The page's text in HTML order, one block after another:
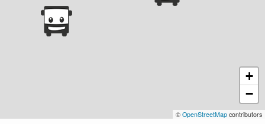
+
−
© OpenStreetMap contributors